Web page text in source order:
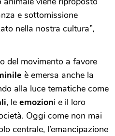
e sottomissione
nella nostra cultura”,
del movimento a favore
è emersa anche la
alla luce tematiche come
, le emozioni e il loro
Oggi come non mai
centrale, l’emancipazione